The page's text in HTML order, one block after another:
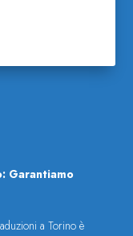
Garantiamo
a Torino è